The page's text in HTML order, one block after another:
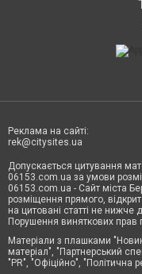
Реклама на сайті:
rek@citysites.ua
Допускається цитування
06153.com.ua за умови
06153.com.ua - Сайт міста
розміщення прямого,
на цитовані статті не нижче
Порушення виняткових прав
Матеріали з плашками
матеріал", "Партнерський
"PR", "Офіційно", "Політична